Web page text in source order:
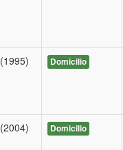
(1995) Domicilio
(2004) Domicilio